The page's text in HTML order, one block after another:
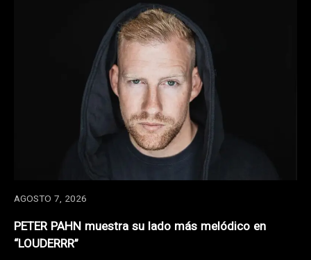
AGOSTO 7, 2026
PETER PAHN muestra su lado más melódico en
“LOUDERRR”